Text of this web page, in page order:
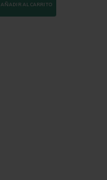
AÑADIR AL CARRITO